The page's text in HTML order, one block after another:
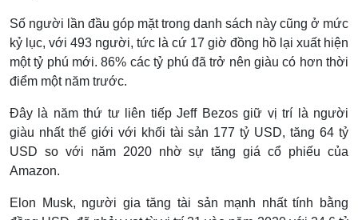
Số người lần đầu góp mặt trong danh sách này cũng ở mức
kỷ lục, với 493 người, tức là cứ 17 giờ đồng hồ lại xuất hiện
một tỷ phú mới. 86% các tỷ phú đã trở nên giàu có hơn thời
điểm một năm trước.
Đây là năm thứ tư liên tiếp Jeff Bezos giữ vị trí là người
giàu nhất thế giới với khối tài sản 177 tỷ USD, tăng 64 tỷ
USD so với năm 2020 nhờ sự tăng giá cổ phiếu của
Amazon.
Elon Musk, người gia tăng tài sản mạnh nhất tính bằng